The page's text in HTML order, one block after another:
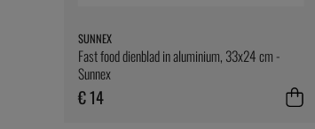
SUNNEX
Fast food dienblad in aluminium, 33x24 cm -
Sunnex
€ 14